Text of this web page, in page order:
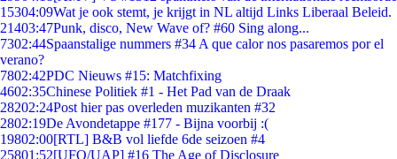
15304:09Wat je ook stemt, je krijgt in NL altijd Links Liberaal Beleid.
21403:47Punk, disco, New Wave of? #60 Sing along...
7302:44Spaanstalige nummers #34 A que calor nos pasaremos por el
verano?
7802:42PDC Nieuws #15: Matchfixing
4602:35Chinese Politiek #1 - Het Pad van de Draak
28202:24Post hier pas overleden muzikanten #32
2802:19De Avondetappe #177 - Bijna voorbij :(
19802:00[RTL] B&B vol liefde 6de seizoen #4
25801:52[UFO/UAP] #16 The Age of Disclosure